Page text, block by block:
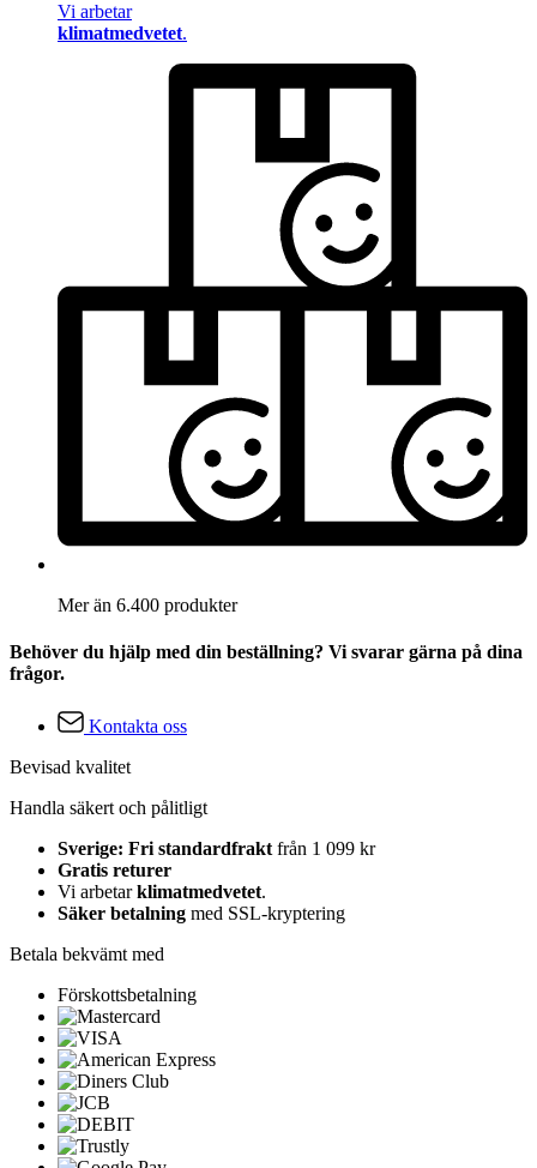
Vi arbetar
klimatmedvetet.
Mer än 6.400 produkter
Behöver du hjälp med din beställning? Vi svarar gärna på dina
frågor.
Kontakta oss
Bevisad kvalitet
Handla säkert och pålitligt
Sverige: Fri standardfrakt från 1 099 kr
Gratis returer
Vi arbetarklimatmedvetet.
Säker betalning med SSL-kryptering
Betala bekvämt med
Förskottsbetalning